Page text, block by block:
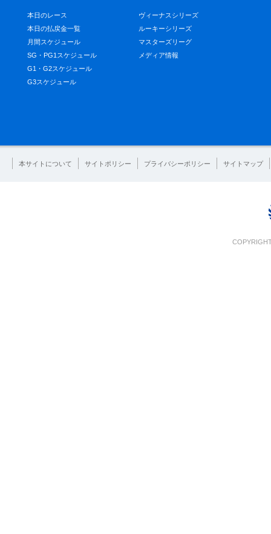
本日のレース
本日の払戻金一覧
月間スケジュール
SG・PG1スケジュール
G1・G2スケジュール
G3スケジュール
ヴィーナスシリーズ
ルーキーシリーズ
マスターズリーグ
メディア情報
本サイトについて サイトポリシー プライバシーポリシー サイトマップ